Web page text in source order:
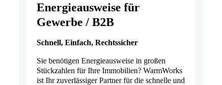
Energieausweise für
Gewerbe / B2B
Schnell, Einfach, Rechtssicher
Sie benötigen Energieausweise in großen
Stückzahlen für Ihre Immobilien? WarmWorks
ist Ihr zuverlässiger Partner für die schnelle und